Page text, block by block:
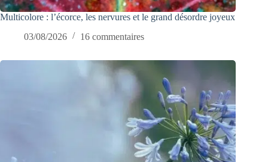
Multicolore : l’écorce, les nervures et le grand désordre joyeux
03/08/2026
16 commentaires